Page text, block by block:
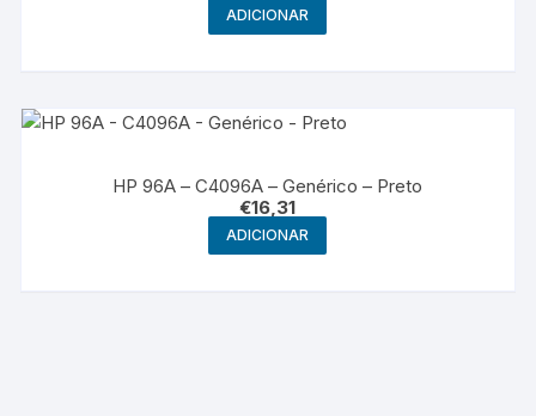
ADICIONAR
HP 96A – C4096A – Genérico – Preto
€16,31
ADICIONAR